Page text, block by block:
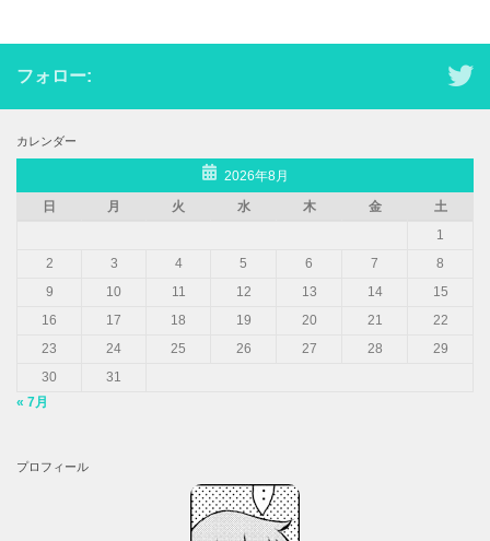
フォロー:
カレンダー
2026年8月
日
月 火 水 木 金
土
1
2
3 4 5 6 7
8
9
10 11 12 13 14
15
16
17 18 19 20 21
22
23
24 25 26 27 28
29
30
31
« 7月
プロフィール